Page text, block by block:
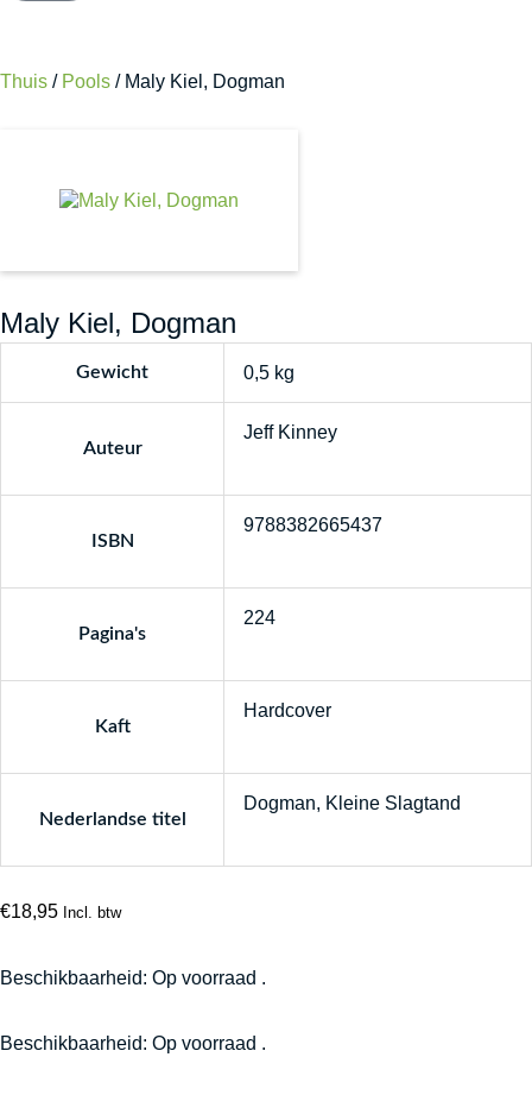
Thuis / Pools / Maly Kiel, Dogman
Maly Kiel, Dogman
Gewicht 0,5 kg
Auteur
Jeff Kinney
ISBN
9788382665437
Pagina's
224
Kaft
Hardcover
Nederlandse titel
Dogman, Kleine Slagtand
€18,95 Incl. btw
Beschikbaarheid: Op voorraad .
Beschikbaarheid: Op voorraad .
Maly